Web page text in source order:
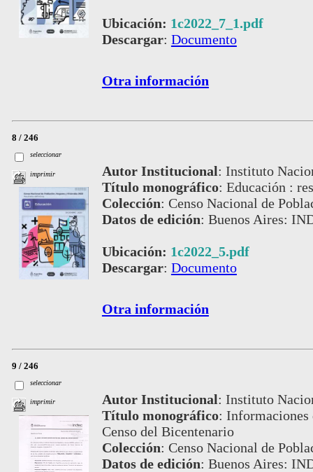
Ubicación: 1c2022_7_1.pdf
Descargar: Documento
Otra información
8 / 246
seleccionar
imprimir Autor Institucional: Instituto
Título monográfico: Educación :
Colección: Censo Nacional de
Datos de edición: Buenos Aires:
Ubicación: 1c2022_5.pdf
Descargar: Documento
Otra información
9 / 246
seleccionar
imprimir Autor Institucional: Instituto
Título monográfico: Informaciones
Censo del Bicentenario
Colección: Censo Nacional de
Datos de edición: Buenos Aires: